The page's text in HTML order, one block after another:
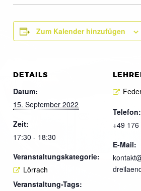
Zum Kalender hinzufügen
DETAILS
Datum:
15. September 2022
Zeit:
17:30 - 18:30
Veranstaltungskategorie:
Lörrach
Veranstaltung-Tags:
Telefon:
+49
E-Mail: